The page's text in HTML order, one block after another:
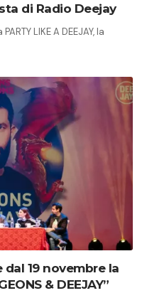
di Radio Deejay
LIKE A DEEJAY, la
19 novembre la
& DEEJAY”